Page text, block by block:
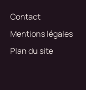
Contact
Mentions légales
Plan du site